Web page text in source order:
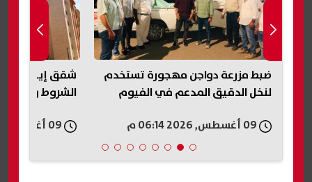
ضبط مزرعة دواجن مهجورة تستخدم
لنخل الدقيق المدعم في الفيوم
الشروط